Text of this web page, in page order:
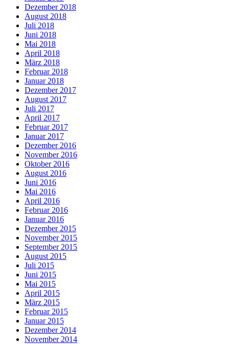
Dezember 2018
August 2018
Juli 2018
Juni 2018
Mai 2018
April 2018
März 2018
Februar 2018
Januar 2018
Dezember 2017
August 2017
Juli 2017
April 2017
Februar 2017
Januar 2017
Dezember 2016
November 2016
Oktober 2016
August 2016
Juni 2016
Mai 2016
April 2016
Februar 2016
Januar 2016
Dezember 2015
November 2015
September 2015
August 2015
Juli 2015
Juni 2015
Mai 2015
April 2015
März 2015
Februar 2015
Januar 2015
Dezember 2014
November 2014